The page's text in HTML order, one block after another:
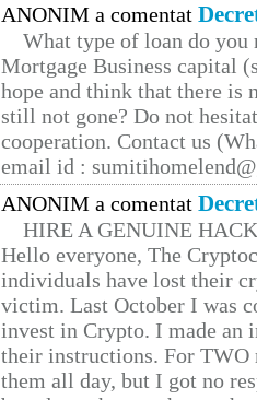
ANONIM a comentat
What type of loan do you
Mortgage Business capital
hope and think that there is
still not gone? Do not
cooperation. Contact us
email id :
ANONIM a comentat
HIRE A GENUINE
Hello everyone, The
individuals have lost their
victim. Last October I was
invest in Crypto. I made
their instructions. For TWO
them all day, but I got no